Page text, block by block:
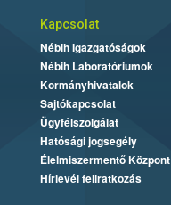
Kapcsolat
Nébih Igazgatóságok
Nébih Laboratóriumok
Kormányhivatalok
Sajtókapcsolat
Ügyfélszolgálat
Hatósági jogsegély
Élelmiszermentő Központ
Hírlevél feliratkozás